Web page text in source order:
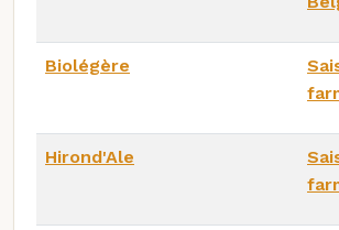
Biolégère
Hirond'Ale